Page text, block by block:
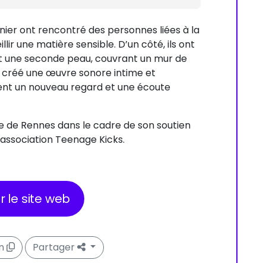
ont rencontré des personnes liées à la
une matière sensible. D’un côté, ils ont
seconde peau, couvrant un mur de
créé une œuvre sonore intime et
un nouveau regard et une écoute
Rennes dans le cadre de son soutien
Teenage Kicks.
le site web
Partager